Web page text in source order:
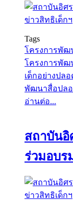
Tags
โครงการพั
โครงการพัฒ
เด็กอย่างปล
พัฒนาสื่อปลอ
อ่านต่อ...
สถาบันอิ
ร่วมอบร